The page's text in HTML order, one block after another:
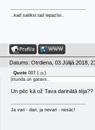
..kad satiksi,tad iepazīsi..
Datums: Otrdiena, 03.Jūlijā.2018,
Quote 007 (
)
stunda,un gatavs..
Un pēc kā ož Tava darinātā tēja??
Ja vari - dari, ja nevari - nesāc!